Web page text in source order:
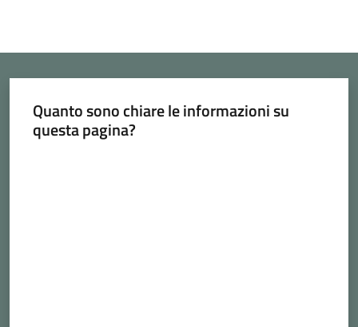
Quanto sono chiare le informazioni su
questa pagina?